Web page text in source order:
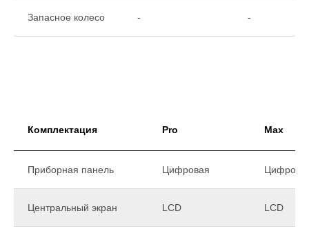
Запасное колесо - -
Комплектация Pro Max
Приборная панель Цифровая
Центральный экран LCD LCD